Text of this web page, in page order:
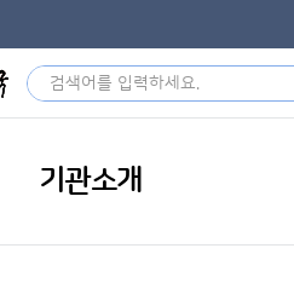
기관소개